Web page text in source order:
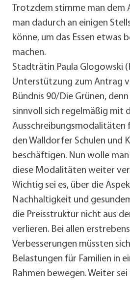
Trotzdem stimme man dem
man dadurch an einigen
könne, um das Essen etwas
machen.
Stadträtin Paula Glogowski
Unterstützung zum Antrag
Bündnis 90/Die Grünen,
sinnvoll sich regelmäßig mit
Ausschreibungsmodalitäten
den Walldorfer Schulen und
beschäftigen. Nun wolle
diese Modalitäten weiter
Wichtig sei es, über die
Nachhaltigkeit und
die Preisstruktur nicht aus
verlieren. Bei allen
Verbesserungen müssten
Belastungen für Familien in
Rahmen bewegen. Weiter